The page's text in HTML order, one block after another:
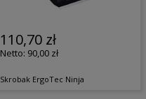
110,70 zł
90,00 zł
Skrobak ErgoTec Ninja